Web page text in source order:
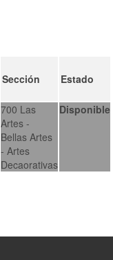
Sección Estado
700 Las
Artes -
Bellas Artes
- Artes
Decaorativas
Disponible